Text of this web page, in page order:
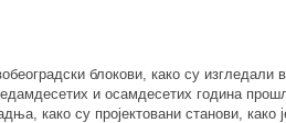
блокови, како су изгледали
и осамдесетих година
како су пројектовани станови, како